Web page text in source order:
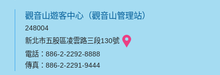
觀音山遊客中心（觀音山管理站）
248004
新北市五股區凌雲路三段130號
電話：886-2-2292-8888
傳真：886-2-2291-9444